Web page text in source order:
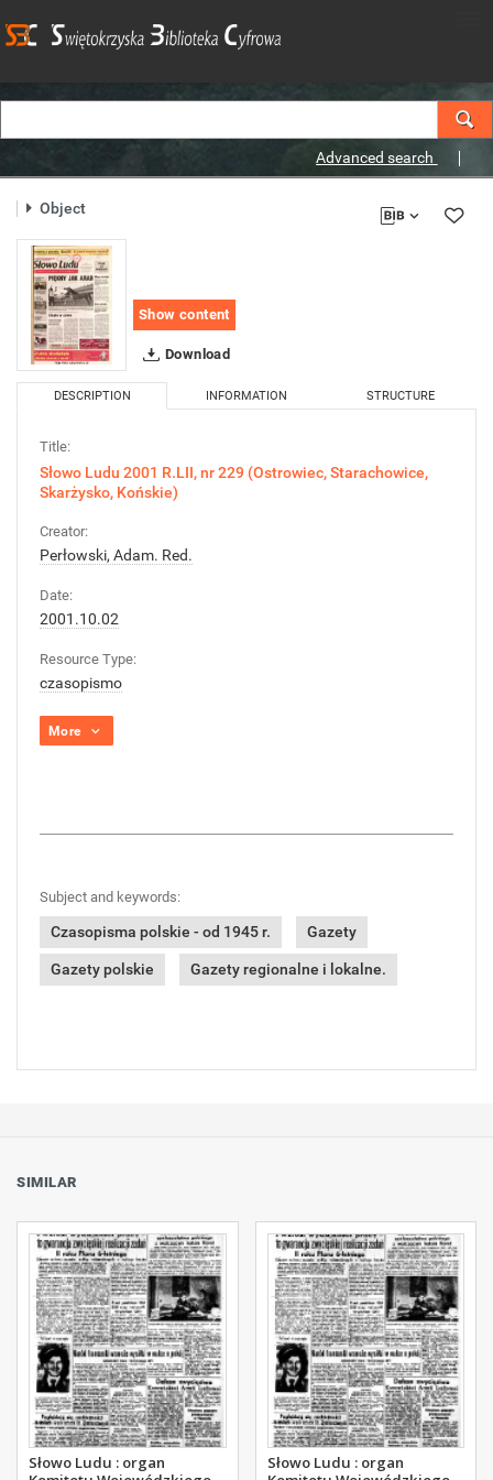
Advanced search
Object
Show content
Download
DESCRIPTION INFORMATION STRUCTURE
Title:
Słowo Ludu 2001 R.LII, nr 229 (Ostrowiec, Starachowice,
Skarżysko, Końskie)
Creator:
Perłowski, Adam. Red.
Date:
2001.10.02
Resource Type:
czasopismo
More
Subject and keywords:
Czasopisma polskie - od 1945 r. Gazety
Gazety polskie Gazety regionalne i lokalne.
SIMILAR
Słowo Ludu : organ
Słowo Ludu : organ